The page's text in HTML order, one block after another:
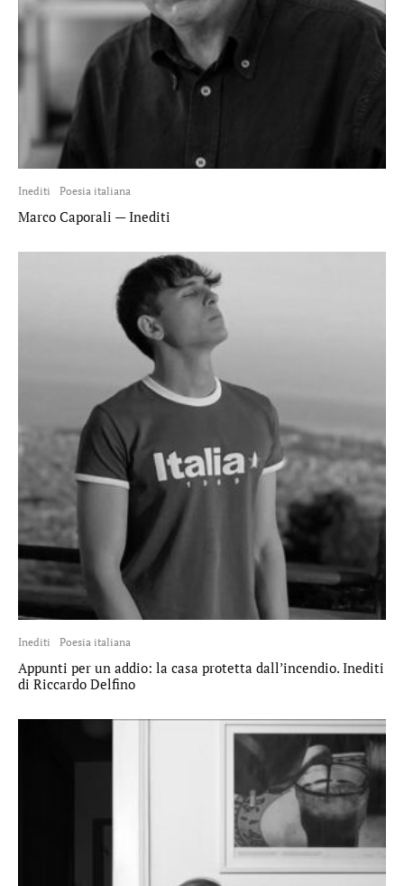
Inediti Poesia italiana
Marco Caporali — Inediti
Inediti Poesia italiana
Appunti per un addio: la casa protetta dall’incendio. Inediti
di Riccardo Delfino